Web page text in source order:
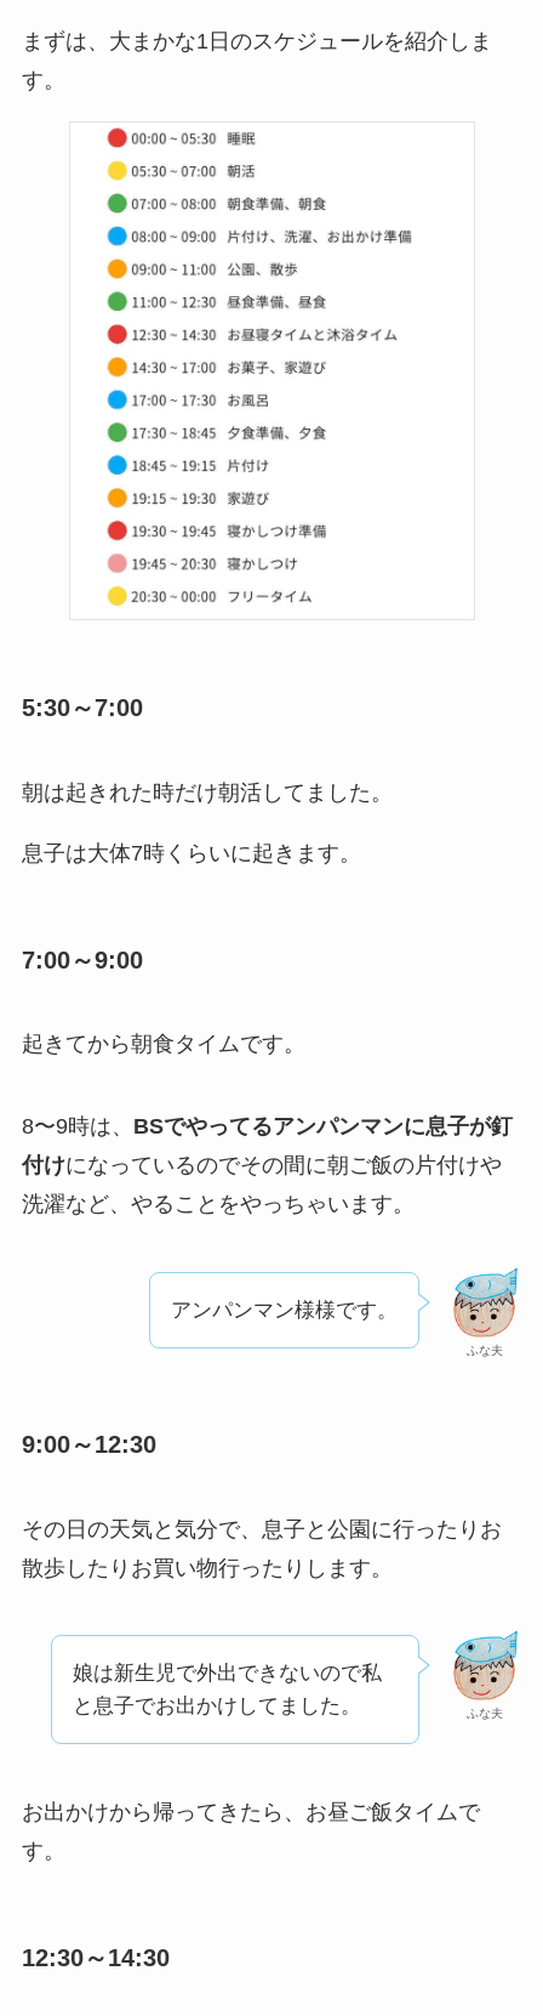
まずは、大まかな1日のスケジュールを紹介しま
す。
5:30～7:00
朝は起きれた時だけ朝活してました。
息子は大体7時くらいに起きます。
7:00～9:00
起きてから朝食タイムです。
8〜9時は、 BSでやってるアンパンマンに息子が釘
付けになっているのでその間に朝ご飯の片付けや
洗濯など、やることをやっちゃいます。
ふな夫
アンパンマン様様です。
9:00～12:30
その日の天気と気分で、息子と公園に行ったりお
散歩したりお買い物行ったりします。
ふな夫
娘は新生児で外出できないので私
と息子でお出かけしてました。
お出かけから帰ってきたら、お昼ご飯タイムで
す。
12:30～14:30